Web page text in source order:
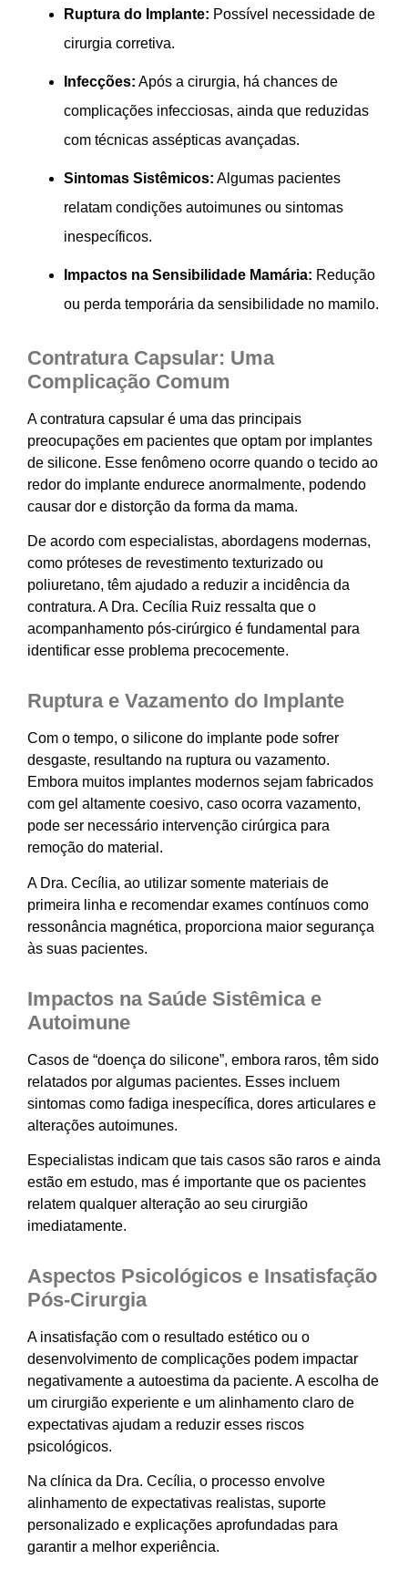
Ruptura do Implante: Possível necessidade de
cirurgia corretiva.
Infecções: Após a cirurgia, há chances de
complicações infecciosas, ainda que reduzidas
com técnicas assépticas avançadas.
Sintomas Sistêmicos: Algumas pacientes
relatam condições autoimunes ou sintomas
inespecíficos.
Impactos na Sensibilidade Mamária: Redução
ou perda temporária da sensibilidade no mamilo.
Contratura Capsular: Uma
Complicação Comum
A contratura capsular é uma das principais
preocupações em pacientes que optam por implantes
de silicone. Esse fenômeno ocorre quando o tecido ao
redor do implante endurece anormalmente, podendo
causar dor e distorção da forma da mama.
De acordo com especialistas, abordagens modernas,
como próteses de revestimento texturizado ou
poliuretano, têm ajudado a reduzir a incidência da
contratura. A Dra. Cecília Ruiz ressalta que o
acompanhamento pós-cirúrgico é fundamental para
identificar esse problema precocemente.
Ruptura e Vazamento do Implante
Com o tempo, o silicone do implante pode sofrer
desgaste, resultando na ruptura ou vazamento.
Embora muitos implantes modernos sejam fabricados
com gel altamente coesivo, caso ocorra vazamento,
pode ser necessário intervenção cirúrgica para
remoção do material.
A Dra. Cecília, ao utilizar somente materiais de
primeira linha e recomendar exames contínuos como
ressonância magnética, proporciona maior segurança
às suas pacientes.
Impactos na Saúde Sistêmica e
Autoimune
Casos de “doença do silicone”, embora raros, têm sido
relatados por algumas pacientes. Esses incluem
sintomas como fadiga inespecífica, dores articulares e
alterações autoimunes.
Especialistas indicam que tais casos são raros e ainda
estão em estudo, mas é importante que os pacientes
relatem qualquer alteração ao seu cirurgião
imediatamente.
Aspectos Psicológicos e Insatisfação
Pós-Cirurgia
A insatisfação com o resultado estético ou o
desenvolvimento de complicações podem impactar
negativamente a autoestima da paciente. A escolha de
um cirurgião experiente e um alinhamento claro de
expectativas ajudam a reduzir esses riscos
psicológicos.
Na clínica da Dra. Cecília, o processo envolve
alinhamento de expectativas realistas, suporte
personalizado e explicações aprofundadas para
garantir a melhor experiência.